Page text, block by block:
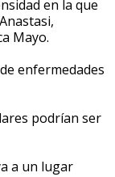
en la que
Mayo.
enfermedades
podrían ser
a un lugar